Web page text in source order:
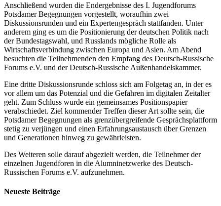
Anschließend wurden die Endergebnisse des I. Jugendforums
Potsdamer Begegnungen vorgestellt, woraufhin zwei
Diskussionsrunden und ein Expertengespräch stattfanden. Unter
anderem ging es um die Positionierung der deutschen Politik nach
der Bundestagswahl, und Russlands mögliche Rolle als
Wirtschaftsverbindung zwischen Europa und Asien. Am Abend
besuchten die Teilnehmenden den Empfang des Deutsch-Russische
Forums e.V. und der Deutsch-Russische Außenhandelskammer.
Eine dritte Diskussionsrunde schloss sich am Folgetag an, in der es
vor allem um das Potenzial und die Gefahren im digitalen Zeitalter
geht. Zum Schluss wurde ein gemeinsames Positionspapier
verabschiedet. Ziel kommender Treffen dieser Art sollte sein, die
Potsdamer Begegnungen als grenzübergreifende Gesprächsplattform
stetig zu verjüngen und einen Erfahrungsaustausch über Grenzen
und Generationen hinweg zu gewährleisten.
Des Weiteren solle darauf abgezielt werden, die Teilnehmer der
einzelnen Jugendforen in die Alumninetzwerke des Deutsch-
Russischen Forums e.V. aufzunehmen.
Neueste Beiträge